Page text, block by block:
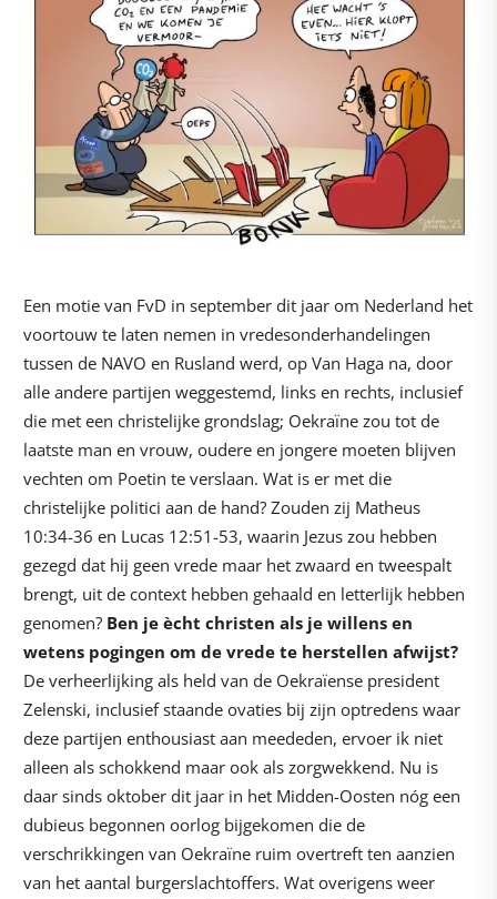
Een motie van FvD in september dit jaar om Nederland het
voortouw te laten nemen in vredesonderhandelingen
tussen de NAVO en Rusland werd, op Van Haga na, door
alle andere partijen weggestemd, links en rechts, inclusief
die met een christelijke grondslag; Oekraïne zou tot de
laatste man en vrouw, oudere en jongere moeten blijven
vechten om Poetin te verslaan. Wat is er met die
christelijke politici aan de hand? Zouden zij Matheus
10:34-36 en Lucas 12:51-53, waarin Jezus zou hebben
gezegd dat hij geen vrede maar het zwaard en tweespalt
brengt, uit de context hebben gehaald en letterlijk hebben
genomen? Ben je ècht christen als je willens en
wetens pogingen om de vrede te herstellen afwijst?
De verheerlijking als held van de Oekraïense president
Zelenski, inclusief staande ovaties bij zijn optredens waar
deze partijen enthousiast aan meededen, ervoer ik niet
alleen als schokkend maar ook als zorgwekkend. Nu is
daar sinds oktober dit jaar in het Midden-Oosten nóg een
dubieus begonnen oorlog bijgekomen die de
verschrikkingen van Oekraïne ruim overtreft ten aanzien
van het aantal burgerslachtoffers. Wat overigens weer